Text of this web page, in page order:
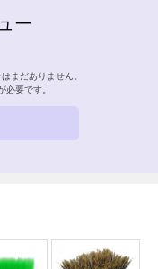
ー
まだありません。
必要です。